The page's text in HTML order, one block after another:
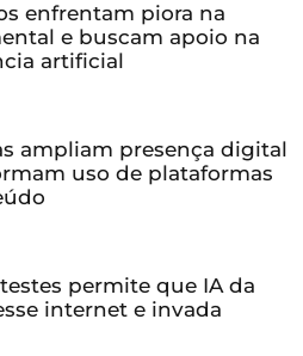
enfrentam piora na
e buscam apoio na
artificial
ampliam presença digital
uso de plataformas
permite que IA da
internet e invada